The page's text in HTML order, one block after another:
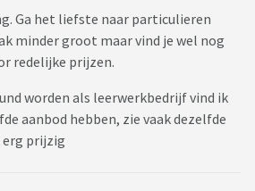
Ga het liefste naar particulieren
minder groot maar vind je wel nog
redelijke prijzen.
worden als leerwerkbedrijf vind ik
aanbod hebben, zie vaak dezelfde
erg prijzig